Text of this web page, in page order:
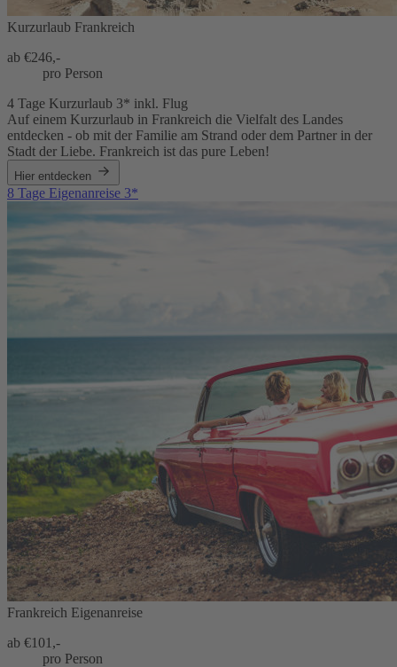
Kurzurlaub Frankreich
ab €246,-
pro Person
4 Tage Kurzurlaub 3* inkl. Flug
Auf einem Kurzurlaub in Frankreich die Vielfalt des Landes
entdecken - ob mit der Familie am Strand oder dem Partner in der
Stadt der Liebe. Frankreich ist das pure Leben!
Hier entdecken
8 Tage Eigenanreise 3*
Frankreich Eigenanreise
ab €101,-
pro Person